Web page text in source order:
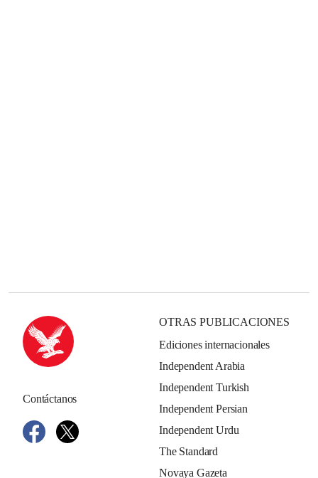
Contáctanos
OTRAS PUBLICACIONES
Ediciones internacionales
Independent Arabia
Independent Turkish
Independent Persian
Independent Urdu
The Standard
Novaya Gazeta